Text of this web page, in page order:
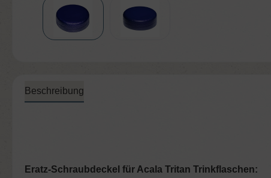
Beschreibung
Eratz-Schraubdeckel für Acala Tritan Trinkflaschen: